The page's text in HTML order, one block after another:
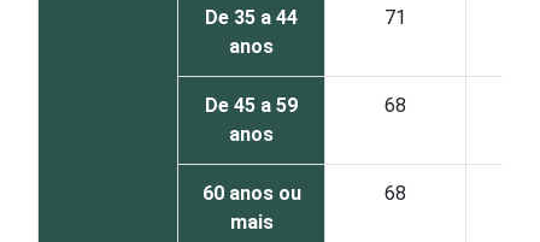
De 35 a 44
anos
71
De 45 a 59
anos
68
60 anos ou
mais
68